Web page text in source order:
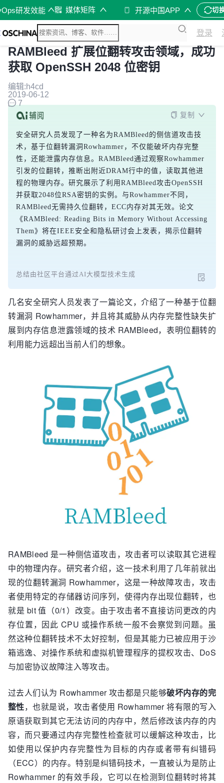
研发效能 媒体矩阵 开源中国APP 切
登录
RAMBleed 扩展位翻转攻击领域，成功
获取 OpenSSH 2048 位密钥
编辑:h4cd
2019-06-12
7
复制
安全研究人员发现了一种名为RAMBleed的侧信道攻击技
术，基于位翻转漏洞Rowhammer，不仅能破坏内存完整
性，还能泄露内存信息。RAMBleed通过观察Rowhammer
引发的位翻转，推断出附近DRAM行中的值，读取其他进
程的物理内存。研究展示了利用RAMBleed攻击OpenSSH
并获取2048位RSA密钥的实例。与Rowhammer不同，
RAMBleed无需持久位翻转，ECC内存对其无效。论文
《RAMBleed: Reading Bits in Memory Without Accessing
Them》将在IEEE安全和隐私研讨会上发表，揭示位翻转
漏洞的威胁远超预期。
总结由社区平台通过AI大模型技术生成
几名安全研究人员发表了一篇论文，介绍了一种基于位翻
转漏洞 Rowhammer，并且将其威胁从内存完整性缺失扩
展到内存信息泄露领域的技术 RAMBleed，表明位翻转的
利用能力远超出当前人们的想象。
RAMBleed 是一种侧信道攻击，攻击者可以读取其它进程
中的物理内存。研究者介绍，这一技术利用了几年前就出
现的位翻转漏洞 Rowhammer，这是一种故障攻击，攻击
者使用特定的存储器访问序列，使得内存出现位翻转，也
就是 bit 值（0/1）改变。由于攻击者不直接访问更改的内
存位置，因此 CPU 或操作系统一般不会察觉到问题。虽
然这种位翻转技术不太好控制，但是其能力已被应用于沙
箱逃逸、对操作系统和虚拟机管理程序的提权攻击、DoS
与加密协议故障注入等攻击。
过去人们认为 Rowhammer 攻击都是只能够破坏内存的完
整性，也就是说，攻击者使用 Rowhammer 将有限的写入
原语获取到其它无法访问的内存中，然后修改该内存的内
容，而只要通过内存完整性检查就可以缓解这种攻击，比
如使用以保护内存完整性为目标的内存或者带有纠错码
（ECC）的内存。特别是纠错码技术，一直被认为是防止
Rowhammer 的有效手段，它可以在检测到位翻转时将其